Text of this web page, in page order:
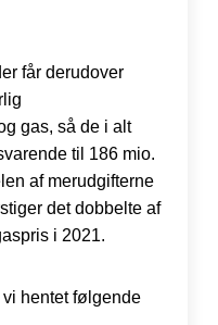
får derudover
gas, så de i alt
til 186 mio.
af merudgifterne
det dobbelte af
i 2021.
hentet følgende